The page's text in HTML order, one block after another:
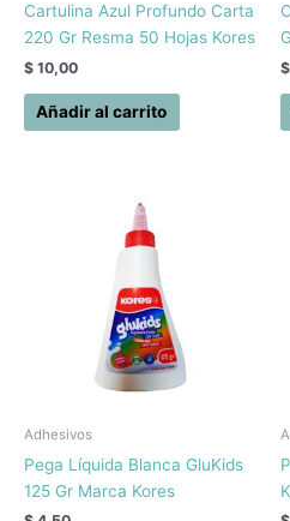
Cartulina Azul Profundo Carta
220 Gr Resma 50 Hojas Kores
$ 10,00
Añadir al carrito
$
Adhesivos
Pega Líquida Blanca GluKids
125 Gr Marca Kores